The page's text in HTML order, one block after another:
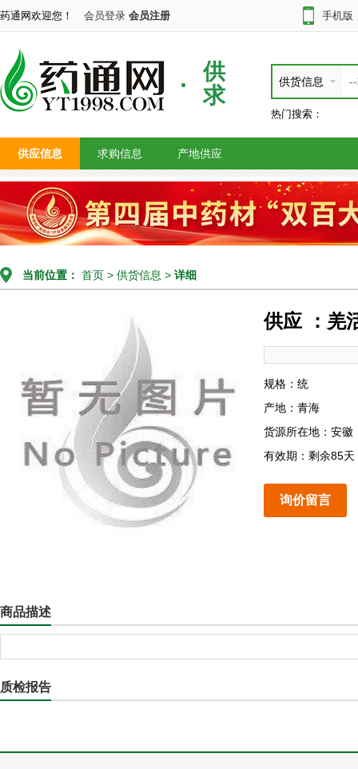
药通网欢迎您！ 会员登录 会员注册 手机版
供
求
供货信息
热门搜索：
供应信息 求购信息 产地供应
当前位置： 首页 > 供货信息 > 详细
供应 ：羌
规格：统
产地：青海
货源所在地：安徽
有效期：剩余85天
询价留言
商品描述
质检报告